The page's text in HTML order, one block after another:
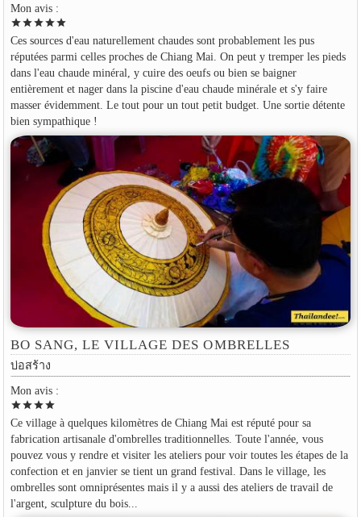
Mon avis :
starstarstarstarstar
Ces sources d'eau naturellement chaudes sont probablement les pus
réputées parmi celles proches de Chiang Mai. On peut y tremper les pieds
dans l'eau chaude minéral, y cuire des oeufs ou bien se baigner
entièrement et nager dans la piscine d'eau chaude minérale et s'y faire
masser évidemment. Le tout pour un tout petit budget. Une sortie détente
bien sympathique !
BO SANG, LE VILLAGE DES OMBRELLES
บ่อสร้าง
Mon avis :
starstarstarstar
Ce village à quelques kilomètres de Chiang Mai est réputé pour sa
fabrication artisanale d'ombrelles traditionnelles. Toute l'année, vous
pouvez vous y rendre et visiter les ateliers pour voir toutes les étapes de la
confection et en janvier se tient un grand festival. Dans le village, les
ombrelles sont omniprésentes mais il y a aussi des ateliers de travail de
l'argent, sculpture du bois...